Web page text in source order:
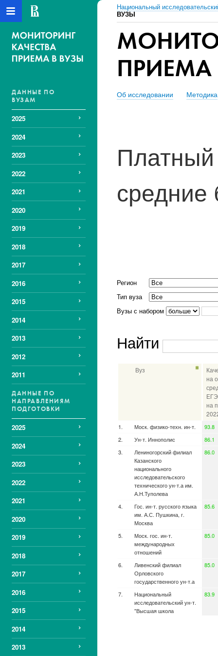
ДАННЫЕ ПО
ВУЗАМ
2025
2024
2023
2022
2021
2020
2019
2018
2017
2016
2015
2014
2013
2012
2011
ДАННЫЕ ПО
НАПРАВЛЕНИЯМ
ПОДГОТОВКИ
2025
2024
2023
2022
2021
2020
2019
2018
2017
2016
2015
2014
2013
Национальный
ВУЗЫ
ПРИЕМА
Об исследовании Методика
Регион
Тип вуза
Вузы с набором
Найти
Вуз
на
на
Моск. физико-техн. ин-т.
93.8
Ун-т. Иннополис
86.1
Лениногорский филиал
Казанского
национального
исследовательского
технического ун-т.а им.
А.Н.Туполева
86.0
Гос. ин-т. русского языка
им. А.С. Пушкина, г.
Москва
85.6
Моск. гос. ин-т.
международных
отношений
85.0
Ливенский филиал
Орловского
государственного ун-т.а
85.0
Национальный
исследовательский ун-т.
"Высшая школа
83.9